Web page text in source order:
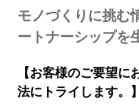
モノづくりに挑む
ートナーシップを
【お客様のご要望
法にトライします。】